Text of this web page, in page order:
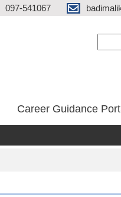
097-541067
Career Guidance